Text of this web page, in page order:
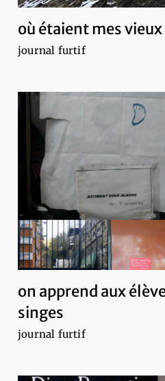
où étaient mes vieux
journal furtif
on apprend aux
singes
journal furtif